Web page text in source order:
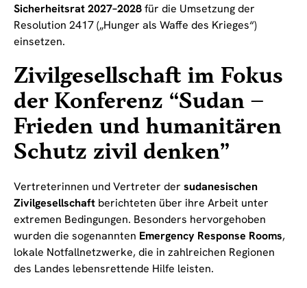
Sicherheitsrat 2027–2028für die Umsetzung der
Resolution 2417 („Hunger als Waffe des Krieges“)
einsetzen.
Zivilgesellschaft im Fokus
der Konferenz “Sudan –
Frieden und humanitären
Schutz zivil denken”
Vertreterinnen und Vertreter der sudanesischen
Zivilgesellschaft berichteten über ihre Arbeit unter
extremen Bedingungen. Besonders hervorgehoben
wurden die sogenannten Emergency Response Rooms,
lokale Notfallnetzwerke, die in zahlreichen Regionen
des Landes lebensrettende Hilfe leisten.